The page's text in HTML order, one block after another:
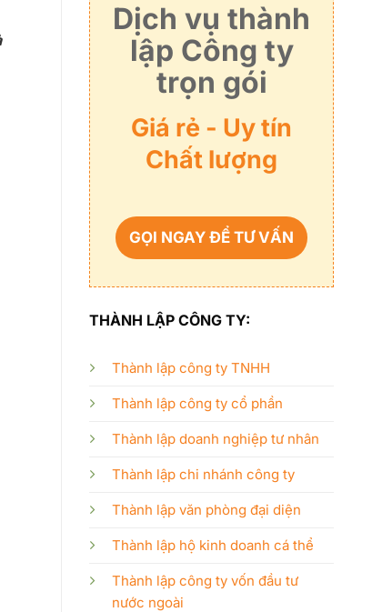
Dịch vụ thành
lập Công ty
trọn gói
Giá rẻ - Uy tín
Chất lượng
GỌI NGAY ĐỂ TƯ VẤN
THÀNH LẬP CÔNG TY:
Thành lập công ty TNHH
Thành lập công ty cổ phần
Thành lập doanh nghiệp tư nhân
Thành lập chi nhánh công ty
Thành lập văn phòng đại diện
Thành lập hộ kinh doanh cá thể
Thành lập công ty vốn đầu tư
nước ngoài